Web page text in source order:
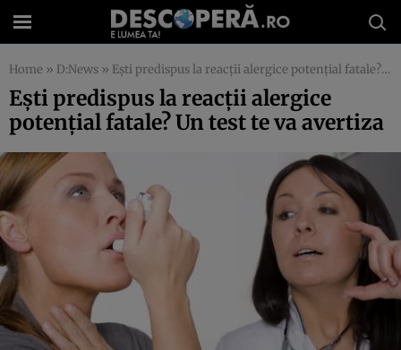
Home » D:News » Eşti predispus la reacţii alergice potenţial fatale? Un test te va avertiza
Eşti predispus la reacţii alergice
potenţial fatale? Un test te va avertiza